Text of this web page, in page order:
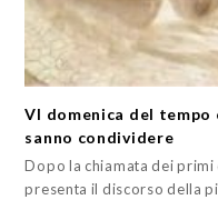
VI domenica del
sanno condividere
Dopo la chiamata dei
presenta il discorso della